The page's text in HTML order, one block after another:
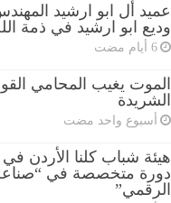
عميد أل ابو ارشيد
وديع ابو ارشيد في ذمة
‏6 أيام مضت
الموت يغيب المحامي
الشريدة
‏أسبوع واحد مضت
هيئة شباب كلنا الأردن
دورة متخصصة في
الرقمي”